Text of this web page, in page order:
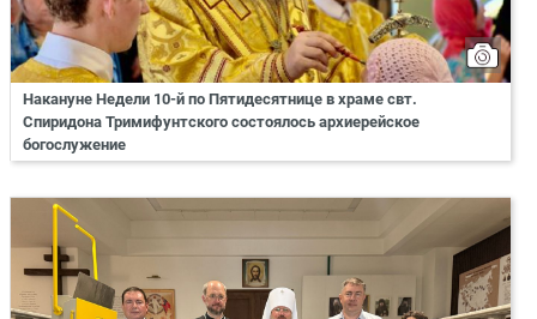
Накануне Недели 10-й по Пятидесятнице в храме свт.
Спиридона Тримифунтского состоялось архиерейское
богослужение